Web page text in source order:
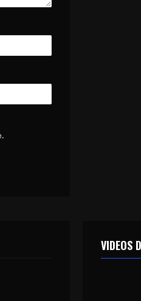
VIDEOS